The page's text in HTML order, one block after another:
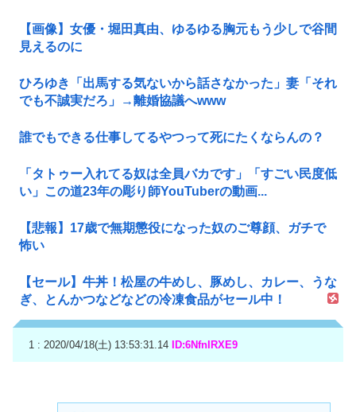
【画像】女優・堀田真由、ゆるゆる胸元もう少しで谷間
見えるのに
ひろゆき「出馬する気ないから話さなかった」妻「それ
でも不誠実だろ」→離婚協議へwww
誰でもできる仕事してるやつって死にたくならんの？
「タトゥー入れてる奴は全員バカです」「すごい民度低
い」この道23年の彫り師YouTuberの動画...
【悲報】17歳で無期懲役になった奴のご尊顔、ガチで
怖い
【セール】牛丼！松屋の牛めし、豚めし、カレー、うな
ぎ、とんかつなどなどの冷凍食品がセール中！
1 : 2020/04/18(土) 13:53:31.14 ID:6NfnIRXE9